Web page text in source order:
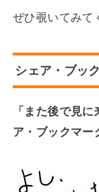
ぜひ覗いてみて
シェア・ブッ
「また後で見に
ア・ブックマー